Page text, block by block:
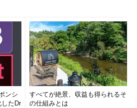
ンシ
たDr
すべてが絶景、収益も得られるそ
の仕組みとは